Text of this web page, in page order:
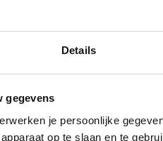
Details
gegevens
je persoonlijke
op te slaan en te
06/08/2026
JAÏR FERWERDA